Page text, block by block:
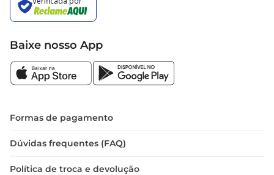
Baixe nosso App
Formas de pagamento
Dúvidas frequentes (FAQ)
Política de troca e devolução